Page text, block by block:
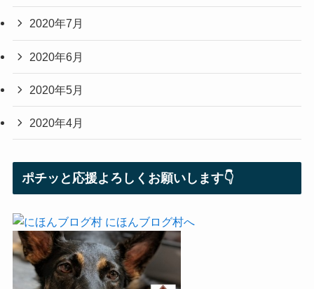
2020年7月
2020年6月
2020年5月
2020年4月
ポチッと応援よろしくお願いします👇